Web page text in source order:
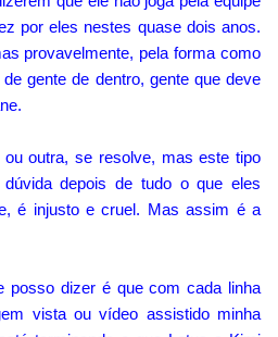
por eles nestes quase dois anos.
provavelmente, pela forma como
gente de dentro, gente que deve
outra, se resolve, mas este tipo
depois de tudo o que eles
é injusto e cruel. Mas assim é a
posso dizer é que com cada linha
vista ou vídeo assistido minha